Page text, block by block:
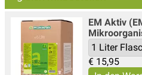
EM Aktiv
€ 15,95